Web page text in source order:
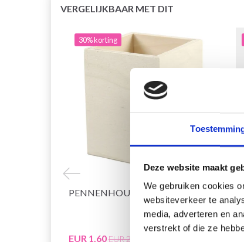
Deze website maakt
We gebruiken cookies
websiteverkeer te
media, adverteren en
verstrekt of die ze
VERGELIJKBAAR MET DIT
30% korting
PENNENHOUDER 9,5X7,5 CM
EUR 1.60EUR 2.30